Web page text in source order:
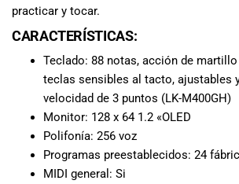
competitivos y
promociones
especiales
para nuestros
visitarnos en
nuestra tienda
practicar y tocar.
CARACTERÍSTICAS:
Teclado: 88 notas, acción de
teclas sensibles al tacto, ajustables
velocidad de 3 puntos (LK-M400GH)
Monitor: 128 x 64 1.2 «OLED
Polifonía: 256 voz
Programas preestablecidos: 24
MIDI general: Si